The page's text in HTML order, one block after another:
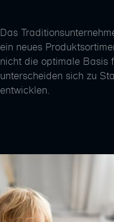
Das
ein neues
nicht die optimale Basis
unterscheiden sich zu
entwicklen.